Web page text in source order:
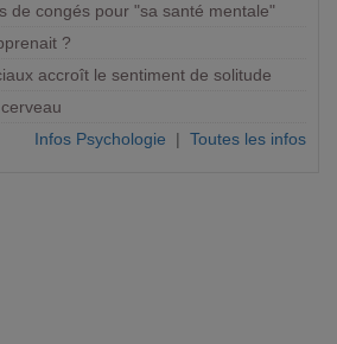
de congés pour "sa santé mentale"
?
accroît le sentiment de solitude
Infos Psychologie | Toutes les infos